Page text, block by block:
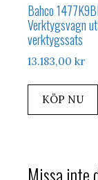
Bahco
Verktygsvagn
verktygssats
13.183,00 kr
KÖP NU